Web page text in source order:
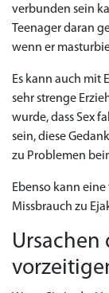
verbunden sein
Teenager daran
wenn er
Es kann auch mit
sehr strenge
wurde, dass Sex
sein, diese
zu Problemen
Ebenso kann
Missbrauch zu
Ursachen